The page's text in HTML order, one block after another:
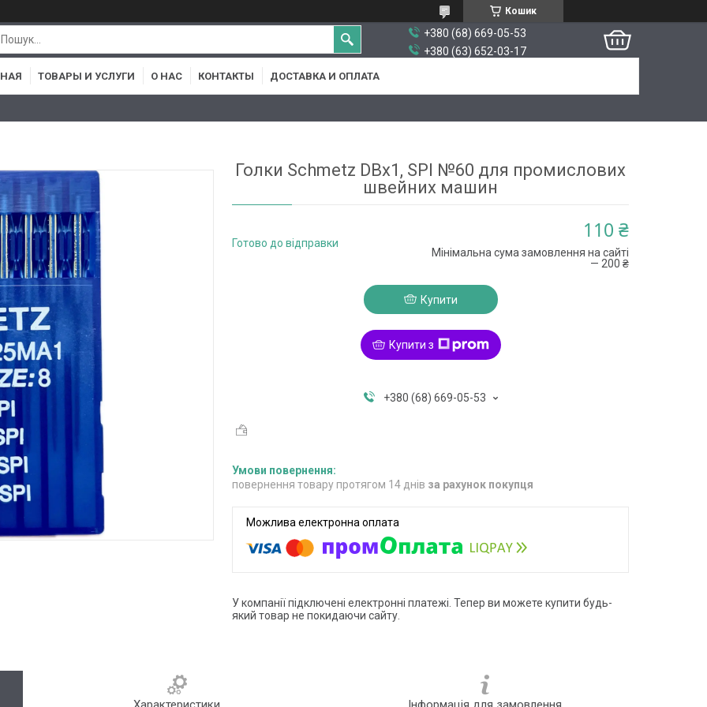
Кошик
+380 (68) 669-05-53
+380 (63) 652-03-17
ТОВАРЫ И УСЛУГИ О НАС КОНТАКТЫ ДОСТАВКА И ОПЛАТА
Голки Schmetz DBx1, SPI №60 для промислових
швейних машин
Готово до відправки
110 ₴
Мінімальна сума замовлення на сайті
— 200 ₴
Купити
Купити з
+380 (68) 669-05-53
повернення товару протягом 14 днів за рахунок покупця
У компанії підключені електронні платежі. Тепер ви можете купити будь-
який товар не покидаючи сайту.